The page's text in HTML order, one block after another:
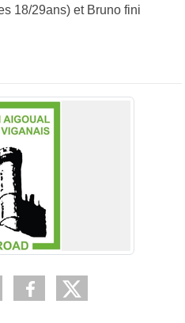
18/29ans) et Bruno fini